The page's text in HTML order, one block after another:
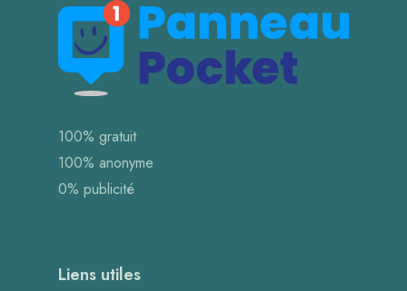
100% gratuit
100% anonyme
0% publicité
Liens utiles